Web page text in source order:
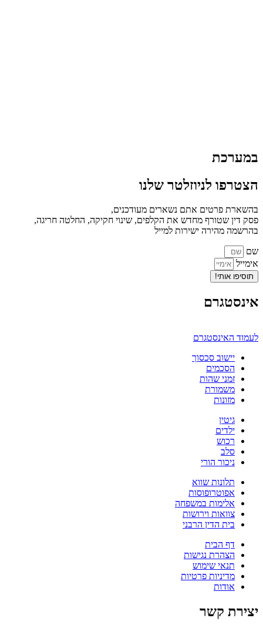
במערכת
הצטרפו לניוזלטר שלנו
בהשארת פרטים אתם נשארים מעודכנים,
פסק דין שטורף מחדש את הקלפים, שינוי חקיקה, החלטה חריגה,
בהרשמה מהירה ישירות למייל
שם
אימייל
תוסיפו אותי!
אינסטגרם
לעמוד האינסטגרם
יישוב סכסוך
הסכמים
זמני שהות
משמורת
מזונות
גיטין
ילדים
רכוש
סלב
ניכור הורי
תלונות שווא
אפוטרופוסות
אלימות במשפחה
צוואות וירושות
בית הדין הרבני
דף הבית
הצהרת נגישות
תנאי שימוש
מדיניות פרטיות
אודות
יצירת קשר